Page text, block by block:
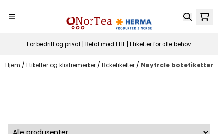
For bedrift og privat | Betal med EHF | Etiketter for alle behov
Hjem / Etiketter og klistremerker / Boketiketter / Nøytrale boketiketter